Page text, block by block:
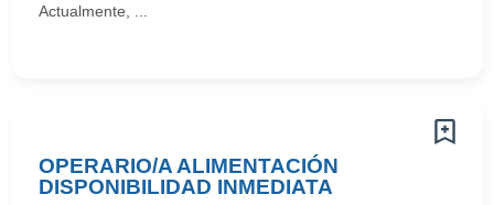
Actualmente, ...
OPERARIO/A ALIMENTACIÓN
DISPONIBILIDAD INMEDIATA